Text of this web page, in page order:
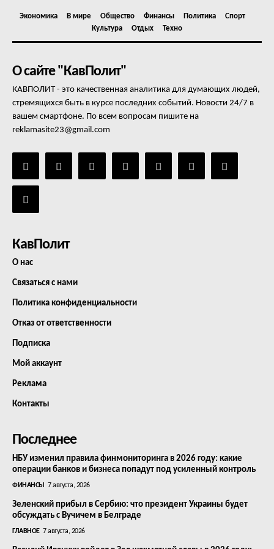
Экономика В мире Общество Финансы Политика
Спорт
Культура
Отдых Техно
О сайте "КавПолит"
КАВПОЛИТ - это качественная аналитика для думающих людей,
стремящихся быть в курсе последних событий. Новости 24/7 в
вашем смартфоне. По всем вопросам пишите на
reklamasite23@gmail.com
КавПолит
О нас
Связаться с нами
Политика конфиденциальности
Отказ от ответственности
Подписка
Мой аккаунт
Реклама
Контакты
Последнее
НБУ изменил правила финмониторинга в 2026 году: какие
операции банков и бизнеса попадут под усиленный контроль
ФИНАНСЫ 7 августа, 2026
Зеленский прибыл в Сербию: что президент Украины будет
обсуждать с Вучичем в Белграде
ГЛАВНОЕ 7 августа, 2026